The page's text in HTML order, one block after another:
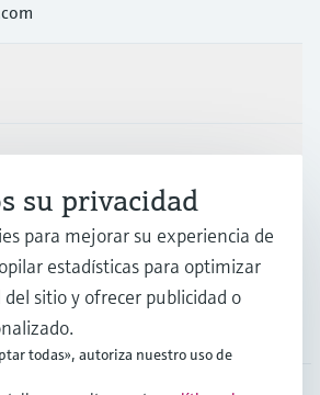
su privacidad
para mejorar su experiencia de
estadísticas para optimizar
sitio y ofrecer publicidad o
todas», autoriza nuestro uso de